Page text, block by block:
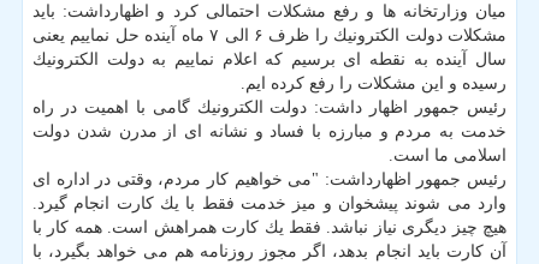
میان وزارتخانه ها و رفع مشكلات احتمالی كرد و اظهارداشت: باید
مشكلات دولت الكترونیك را ظرف ۶ الی ۷ ماه آینده حل نماییم یعنی
سال آینده به نقطه ای برسیم كه اعلام نماییم به دولت الكترونیك
رسیده و این مشكلات را رفع كرده ایم.
رئیس جمهور اظهار داشت: دولت الكترونیك گامی با اهمیت در راه
خدمت به مردم و مبارزه با فساد و نشانه ای از مدرن شدن دولت
اسلامی ما است.
رئیس جمهور اظهارداشت: "می خواهیم كار مردم، وقتی در اداره ای
وارد می شوند پیشخوان و میز خدمت فقط با یك كارت انجام گیرد.
هیچ چیز دیگری نیاز نباشد. فقط یك كارت همراهش است. همه كار با
آن كارت باید انجام بدهد، اگر مجوز روزنامه هم می خواهد بگیرد، با